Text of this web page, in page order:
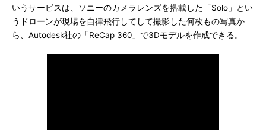
いうサービスは、ソニーのカメラレンズを搭載した「Solo」とい
うドローンが現場を自律飛行してして撮影した何枚もの写真か
ら、Autodesk社の「ReCap 360」で3Dモデルを作成できる。